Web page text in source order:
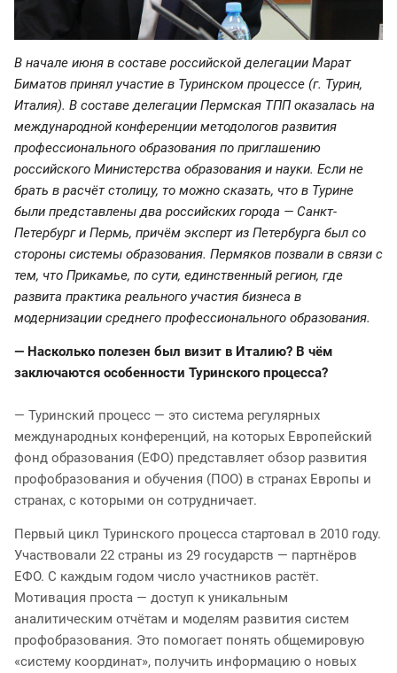
В начале июня в составе российской делегации Марат
Биматов принял участие в Туринском процессе (г. Турин,
Италия). В составе делегации Пермская ТПП оказалась на
международной конференции методологов развития
профессионального образования по приглашению
российского Министерства образования и науки. Если не
брать в расчёт столицу, то можно сказать, что в Турине
были представлены два российских города — Санкт-
Петербург и Пермь, причём эксперт из Петербурга был со
стороны системы образования. Пермяков позвали в связи с
тем, что Прикамье, по сути, единственный регион, где
развита практика реального участия бизнеса в
модернизации среднего профессионального образования.
— Насколько полезен был визит в Италию? В чём
заключаются особенности Туринского процесса?
— Туринский процесс — это система регулярных
международных конференций, на которых Европейский
фонд образования (ЕФО) представляет обзор развития
профобразования и обучения (ПОО) в странах Европы и
странах, с которыми он сотрудничает.
Первый цикл Туринского процесса стартовал в 2010 году.
Участвовали 22 страны из 29 государств — партнёров
ЕФО. С каждым годом число участников растёт.
Мотивация проста — доступ к уникальным
аналитическим отчётам и моделям развития систем
профобразования. Это помогает понять общемировую
«систему координат», получить информацию о новых